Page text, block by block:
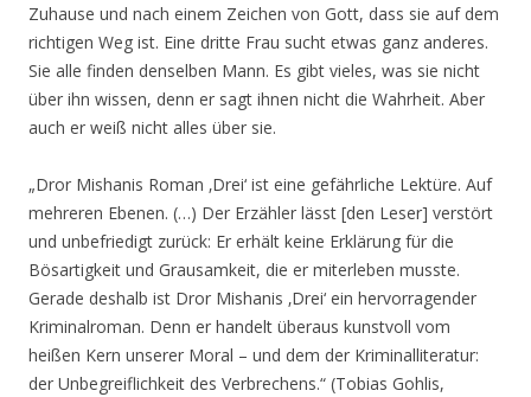
Zuhause und nach einem Zeichen von Gott, dass sie auf dem
richtigen Weg ist. Eine dritte Frau sucht etwas ganz anderes.
Sie alle finden denselben Mann. Es gibt vieles, was sie nicht
über ihn wissen, denn er sagt ihnen nicht die Wahrheit. Aber
auch er weiß nicht alles über sie.
„Dror Mishanis Roman ‚Drei‘ ist eine gefährliche Lektüre. Auf
mehreren Ebenen. (…) Der Erzähler lässt [den Leser] verstört
und unbefriedigt zurück: Er erhält keine Erklärung für die
Bösartigkeit und Grausamkeit, die er miterleben musste.
Gerade deshalb ist Dror Mishanis ‚Drei‘ ein hervorragender
Kriminalroman. Denn er handelt überaus kunstvoll vom
heißen Kern unserer Moral – und dem der Kriminalliteratur:
der Unbegreiflichkeit des Verbrechens.“ (Tobias Gohlis,